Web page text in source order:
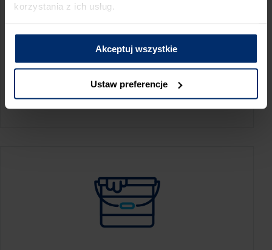
korzystania z ich usług.
Akceptuj wszystkie
Ustaw preferencje
KALKULATOR ZUŻYCIA
Oblicz, jaką ilość produktów potrzebujesz,
aby perfekcyjnie wygładzić swoje ściany.